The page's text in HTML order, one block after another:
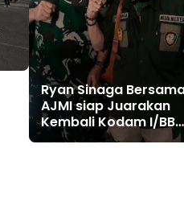
Ryan Sinaga
AJMI siap Juarakan
Kembali Kodam I/BB
Dalam Lomba